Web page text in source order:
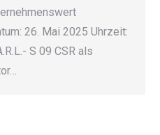
26. Mai 2025 Uhrzeit:
S 09 CSR als